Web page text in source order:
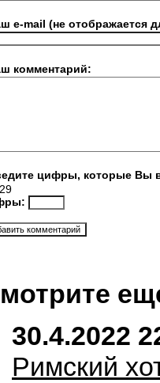
e-mail (не отображается
комментарий:
цифры, которые Вы
30.4.2022
Римский